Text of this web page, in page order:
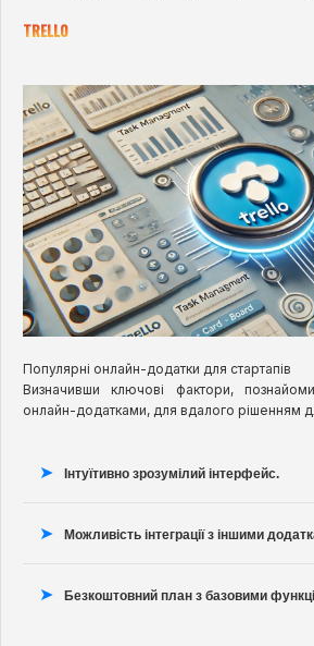
TRELLO
Популярні онлайн-додатки для стартапів
Визначивши ключові фактори,
онлайн-додатками, для вдалого рішенням
Інтуїтивно зрозумілий інтерфейс.
Можливість інтеграції з іншими
Безкоштовний план з базовими